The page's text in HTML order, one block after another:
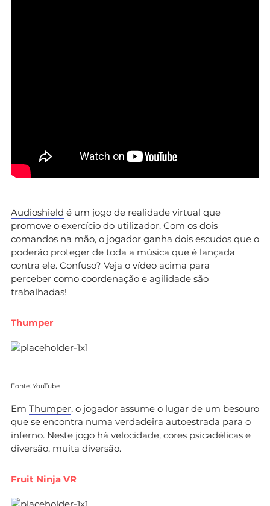
Audioshield é um jogo de realidade virtual que
promove o exercício do utilizador. Com os dois
comandos na mão, o jogador ganha dois escudos que o
poderão proteger de toda a música que é lançada
contra ele. Confuso? Veja o vídeo acima para
perceber como coordenação e agilidade são
trabalhadas!
Thumper
Fonte: YouTube
Em Thumper, o jogador assume o lugar de um besouro
que se encontra numa verdadeira autoestrada para o
inferno. Neste jogo há velocidade, cores psicadélicas e
diversão, muita diversão.
Fruit Ninja VR